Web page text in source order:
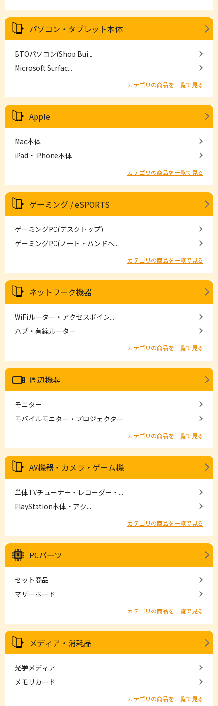
パソコン・タブレット本体
BTOパソコン(Shop Bui...
Microsoft Surfac...
カテゴリの商品を一覧で見る
Apple
Mac本体
iPad・iPhone本体
カテゴリの商品を一覧で見る
ゲーミング / eSPORTS
ゲーミングPC(デスクトップ)
ゲーミングPC(ノート・ハンドヘ...
カテゴリの商品を一覧で見る
ネットワーク機器
WiFiルーター・アクセスポイン...
ハブ・有線ルーター
カテゴリの商品を一覧で見る
周辺機器
モニター
モバイルモニター・プロジェクター
カテゴリの商品を一覧で見る
AV機器・カメラ・ゲーム機
単体TVチューナー・レコーダー・...
PlayStation本体・アク...
カテゴリの商品を一覧で見る
PCパーツ
セット商品
マザーボード
カテゴリの商品を一覧で見る
メディア・消耗品
光学メディア
メモリカード
カテゴリの商品を一覧で見る